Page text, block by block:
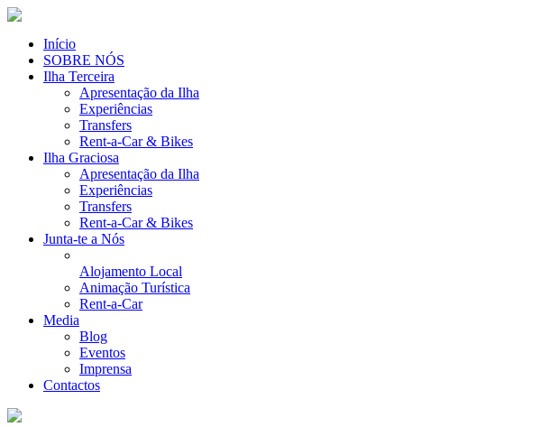
Início
SOBRE NÓS
Ilha Terceira
Apresentação da Ilha
Experiências
Transfers
Rent-a-Car & Bikes
Ilha Graciosa
Apresentação da Ilha
Experiências
Transfers
Rent-a-Car & Bikes
Junta-te a Nós
Alojamento Local
Animação Turística
Rent-a-Car
Media
Blog
Eventos
Imprensa
Contactos